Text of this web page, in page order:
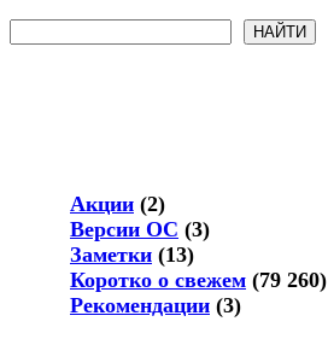
НАЙТИ
Акции (2)
Версии ОС (3)
Заметки (13)
Коротко о свежем (79 260)
Рекомендации (3)